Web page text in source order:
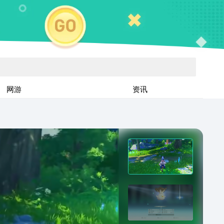
网游 资讯